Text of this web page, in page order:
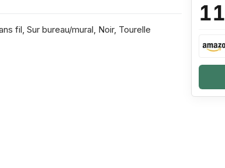
fil, Sur bureau/mural, Noir, Tourelle
145 €